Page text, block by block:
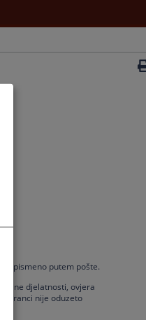
pismeno putem pošte.
djelatnosti, ovjera
stranci nije oduzeto